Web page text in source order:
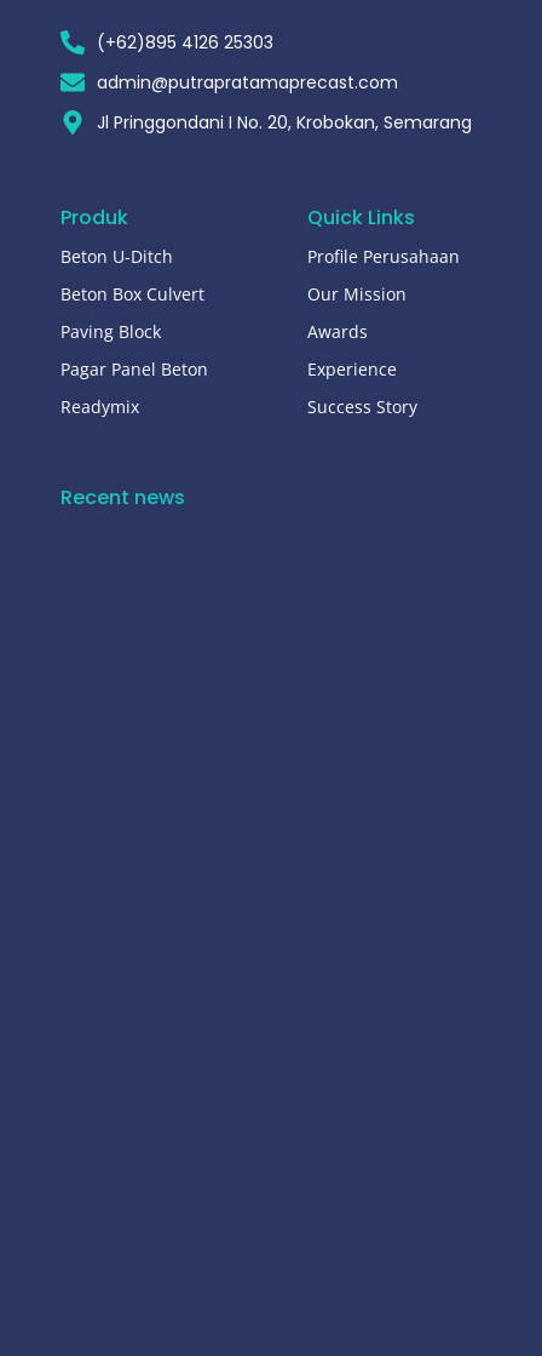
(+62)895 4126 25303
admin@putrapratamaprecast.com
Jl Pringgondani I No. 20, Krobokan, Semarang
Produk
Beton U-Ditch
Beton Box Culvert
Paving Block
Pagar Panel Beton
Readymix
Quick Links
Profile Perusahaan
Our Mission
Awards
Experience
Success Story
Recent news